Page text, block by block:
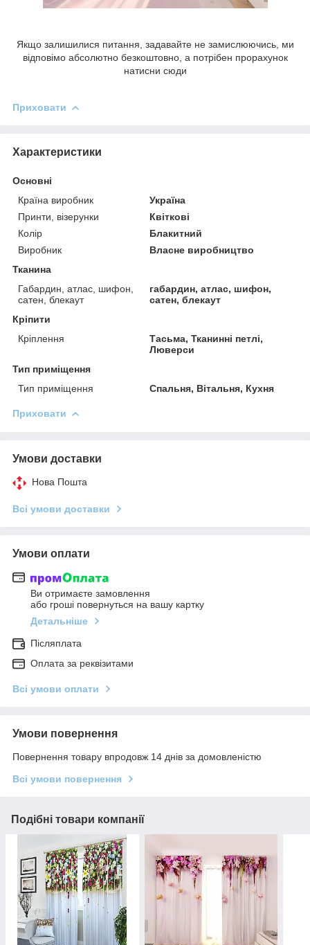
Якщо залишилися питання, задавайте не замислюючись, ми
відповімо абсолютно безкоштовно, а потрібен прорахунок
натисни сюди
Приховати
Характеристики
Основні
Країна виробник
Україна
Принти, візерунки
Квіткові
Колір
Блакитний
Виробник
Власне виробництво
Тканина
Габардин, атлас, шифон,
сатен, блекаут
габардин, атлас, шифон,
сатен, блекаут
Кріпити
Кріплення
Тасьма, Тканинні петлі,
Люверси
Тип приміщення
Тип приміщення
Спальня, Вітальня, Кухня
Приховати
Умови доставки
Нова Пошта
Всі умови доставки
Умови оплати
Ви отримаєте замовлення
або гроші повернуться на вашу картку
Детальніше
Післяплата
Оплата за реквізитами
Всі умови оплати
Умови повернення
Повернення товару впродовж 14 днів за домовленістю
Всі умови повернення
Подібні товари компанії